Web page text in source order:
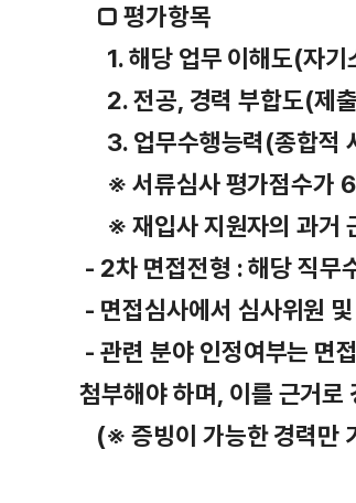
□ 평가항목
1. 해당 업무 이해도(자기
2. 전공, 경력 부합도(제
3. 업무수행능력(종합적
※ 서류심사 평가점수가
※ 재입사 지원자의 과거
- 2차 면접전형 : 해당 직무
- 면접심사에서 심사위원
- 관련 분야 인정여부는 면
첨부해야 하며, 이를 근거로
(※ 증빙이 가능한 경력만